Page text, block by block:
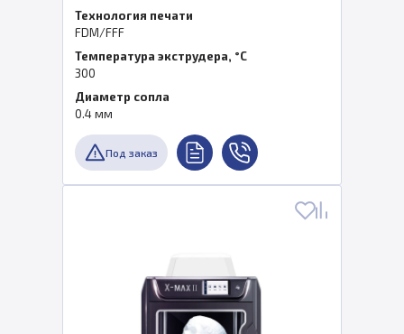
Технология печати
FDM/FFF
Температура экструдера, °C
300
Диаметр сопла
0.4 мм
Под заказ